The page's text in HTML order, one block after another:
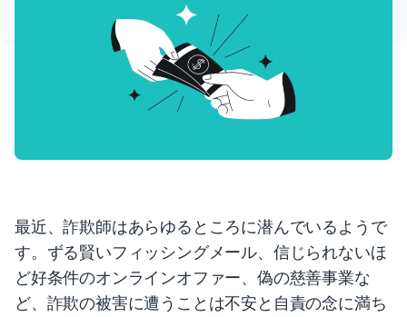
最近、詐欺師はあらゆるところに潜んでいるようで
す。ずる賢いフィッシングメール、信じられないほ
ど好条件のオンラインオファー、偽の慈善事業な
ど、詐欺の被害に遭うことは不安と自責の念に満ち